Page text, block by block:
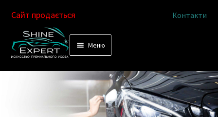
Перейти
к
Перейти
к
Сайт продається Контакти
Меню
Выездная автомойка
Химчистка салона